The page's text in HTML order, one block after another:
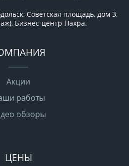
Советская площадь, дом 3,
Бизнес-центр Пахра.
Акции
работы
обзоры
ЦЕНЫ